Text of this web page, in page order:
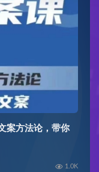
案方法论，带你
1.0K